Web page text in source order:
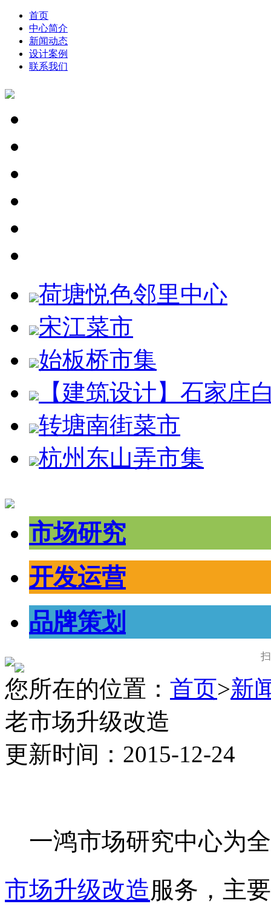
首页
中心简介
新闻动态
设计案例
联系我们
荷塘悦色邻里中心
宋江菜市
始板桥市集
【建筑设计】石家庄
转塘南街菜市
杭州东山弄市集
市场研究
开发运营
品牌策划
您所在的位置： 首页>新
老市场升级改造
更新时间：2015-12-24
一鸿市场研究中心为
市场升级改造服务，主